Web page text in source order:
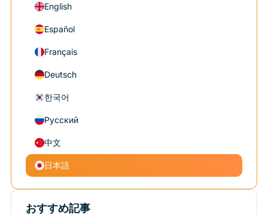
English
Español
Français
Deutsch
한국어
Русский
中文
日本語
おすすめ記事